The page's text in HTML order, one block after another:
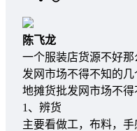
陈飞龙
一个服装店货源不好
发网市场不得不知的几
地摊货批发网市场不
1、辨货
主要看做工，布料，